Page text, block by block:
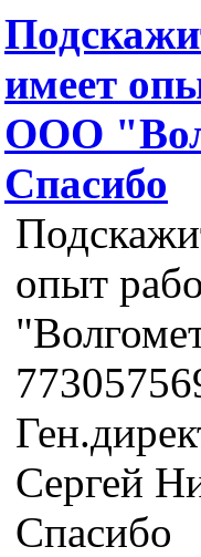
имеет
ООО
Спасибо
опыт
Сергей
Спасибо